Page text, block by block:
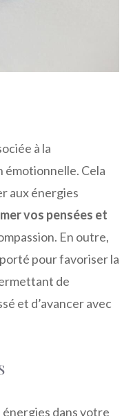
à la
émotionnelle. Cela
aux énergies
vos pensées et
En outre,
pour favoriser la
de
et d’avancer avec
dans votre